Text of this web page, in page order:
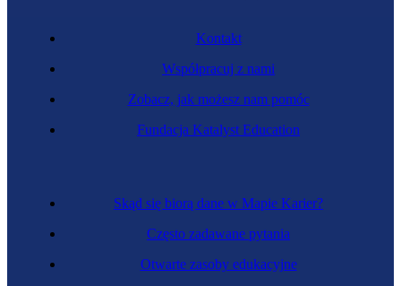
Skąd się biorą dane w Mapie Karier?
Często zadawane pytania
Otwarte zasoby edukacyjne
Kontakt
Współpracuj z nami
Zobacz, jak możesz nam pomóc
Fundacja Katalyst Education